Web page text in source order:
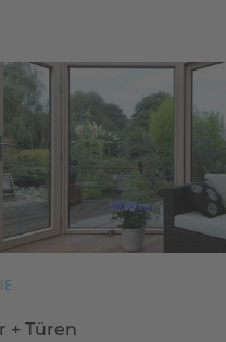
+ Türen